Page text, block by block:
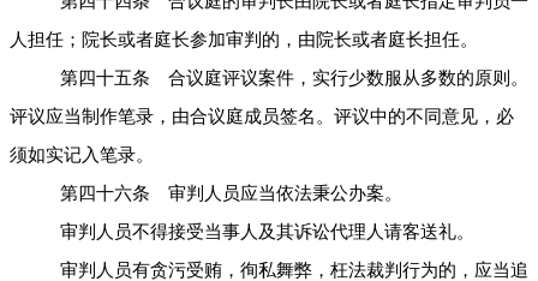
人担任；院长或者庭长参加审判的，由院长或者庭长担任。
第四十五条 合议庭评议案件，实行少数服从多数的原则。
评议应当制作笔录，由合议庭成员签名。评议中的不同意见，必
须如实记入笔录。
第四十六条 审判人员应当依法秉公办案。
审判人员不得接受当事人及其诉讼代理人请客送礼。
审判人员有贪污受贿，徇私舞弊，枉法裁判行为的，应当追